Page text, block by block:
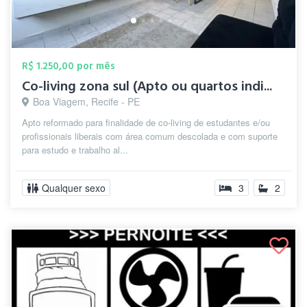
R$ 1.250,00 por mês
Co-living zona sul (Apto ou quartos indi...
Boa Viagem, Recife - PE
Apto reformado para finalidade de co-living de estudantes e/ou
profissionais liberais com área comum descolada e com suporte
para estudo e trabalho al...
Qualquer sexo 3 2